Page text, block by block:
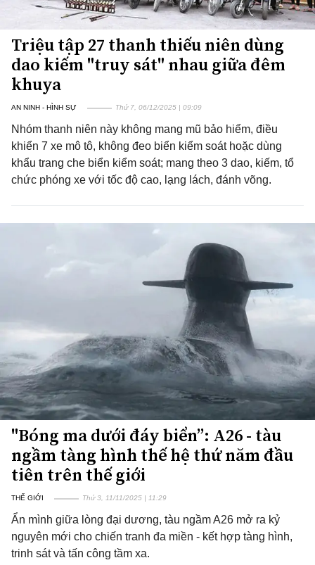
Triệu tập 27 thanh thiếu niên dùng
dao kiếm "truy sát" nhau giữa đêm
khuya
AN NINH - HÌNH SỰ Thứ 7, 06/12/2025 | 09:09
Nhóm thanh niên này không mang mũ bảo hiểm, điều
khiển 7 xe mô tô, không đeo biển kiểm soát hoặc dùng
khẩu trang che biển kiểm soát; mang theo 3 dao, kiếm, tổ
chức phóng xe với tốc độ cao, lạng lách, đánh võng.
"Bóng ma dưới đáy biển”: A26 - tàu
ngầm tàng hình thế hệ thứ năm đầu
tiên trên thế giới
THẾ GIỚI Thứ 3, 11/11/2025 | 11:29
Ẩn mình giữa lòng đại dương, tàu ngầm A26 mở ra kỷ
nguyên mới cho chiến tranh đa miền - kết hợp tàng hình,
trinh sát và tấn công tầm xa.